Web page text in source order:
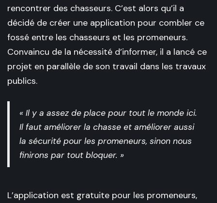
rencontrer des chasseurs. C’est alors qu’il a
décidé de créer une application pour combler ce
fossé entre les chasseurs et les promeneurs.
Convaincu de la nécessité d’informer, il a lancé ce
projet en parallèle de son travail dans les travaux
publics.
« Il y a assez de place pour tout le monde ici.
Il faut améliorer la chasse et améliorer aussi
la sécurité pour les promeneurs, sinon nous
finirons par tout bloquer. »
L’application est gratuite pour les promeneurs,